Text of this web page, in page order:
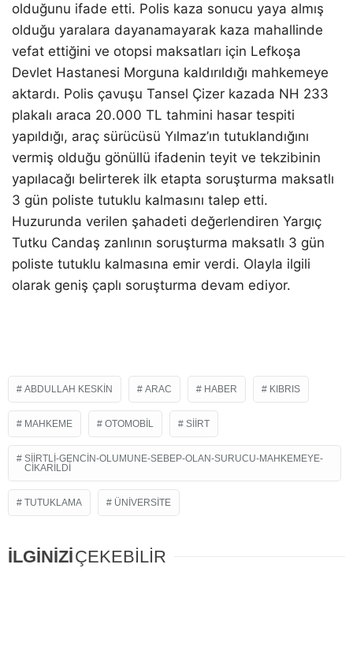
olduğunu ifade etti. Polis kaza sonucu yaya almış
olduğu yaralara dayanamayarak kaza mahallinde
vefat ettiğini ve otopsi maksatları için Lefkoşa
Devlet Hastanesi Morguna kaldırıldığı mahkemeye
aktardı. Polis çavuşu Tansel Çizer kazada NH 233
plakalı araca 20.000 TL tahmini hasar tespiti
yapıldığı, araç sürücüsü Yılmaz’ın tutuklandığını
vermiş olduğu gönüllü ifadenin teyit ve tekzibinin
yapılacağı belirterek ilk etapta soruşturma maksatlı
3 gün poliste tutuklu kalmasını talep etti.
Huzurunda verilen şahadeti değerlendiren Yargıç
Tutku Candaş zanlının soruşturma maksatlı 3 gün
poliste tutuklu kalmasına emir verdi. Olayla ilgili
olarak geniş çaplı soruşturma devam ediyor.
ABDULLAH KESKIN ARAC HABER KIBRIS
MAHKEME OTOMOBIL SIIRT
SIIRTLI-GENCIN-OLUMUNE-SEBEP-OLAN-SURUCU-MAHKEMEYE-
CIKARILDI
TUTUKLAMA ÜNIVERSITE
İLGİNİZİÇEKEBİLİR